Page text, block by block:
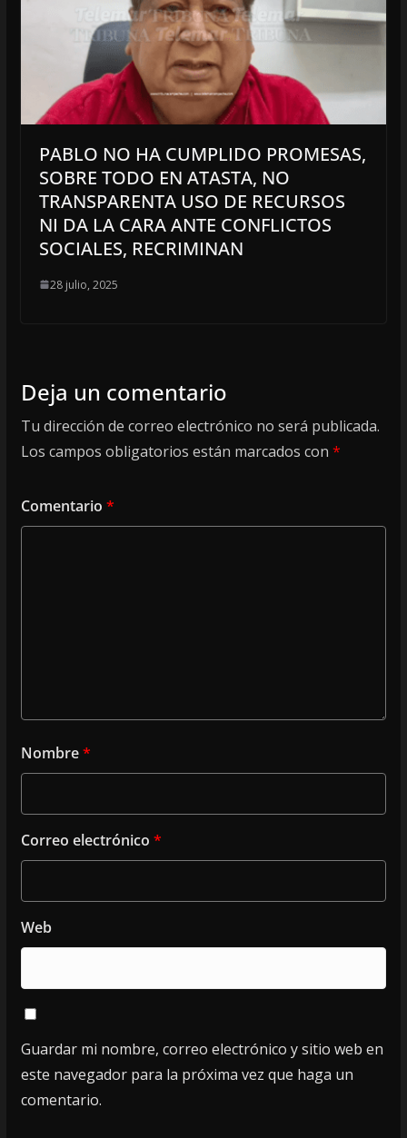
PABLO NO HA CUMPLIDO PROMESAS,
SOBRE TODO EN ATASTA, NO
TRANSPARENTA USO DE RECURSOS
NI DA LA CARA ANTE CONFLICTOS
SOCIALES, RECRIMINAN
28 julio, 2025
Deja un comentario
Tu dirección de correo electrónico no será publicada.
Los campos obligatorios están marcados con *
Comentario *
Nombre*
Correo electrónico *
Web
Guardar mi nombre, correo electrónico y sitio web en
este navegador para la próxima vez que haga un
comentario.